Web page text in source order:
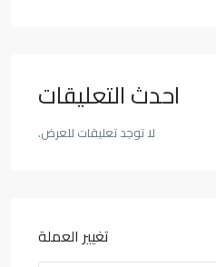
احدث التعليقات
لا توجد تعليقات للعرض.
تغيير العملة